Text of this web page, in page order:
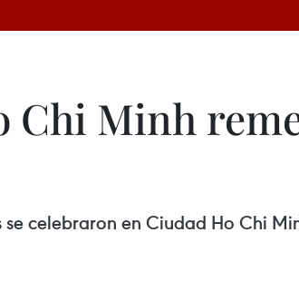
Chi Minh
celebraron en Ciudad Ho Chi